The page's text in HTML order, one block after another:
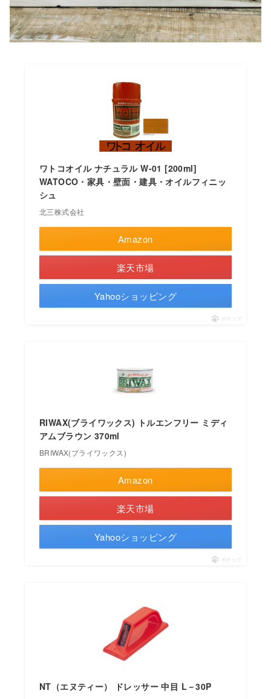
ワトコオイル ナチュラル W-01 [200ml]
WATOCO・家具・壁面・建具・オイルフィニッ
シュ
北三株式会社
Amazon
楽天市場
Yahooショッピング
ポチップ
RIWAX(ブライワックス) トルエンフリー ミディ
アムブラウン 370ml
BRIWAX(ブライワックス)
Amazon
楽天市場
Yahooショッピング
ポチップ
NT（エヌティー） ドレッサー 中目 L－30P